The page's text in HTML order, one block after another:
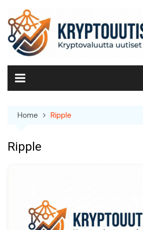
content
Home Ripple
Ripple